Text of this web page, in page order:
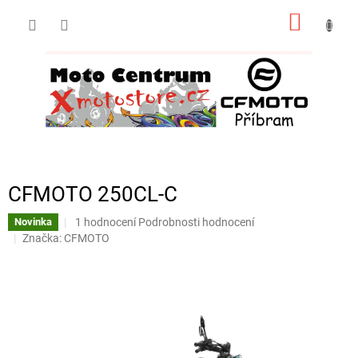
CFMOTO 250CL-C
Novinka
Průměrné
hodnocení
1 hodnocení Podrobnosti hodnocení
Značka:CFMOTO